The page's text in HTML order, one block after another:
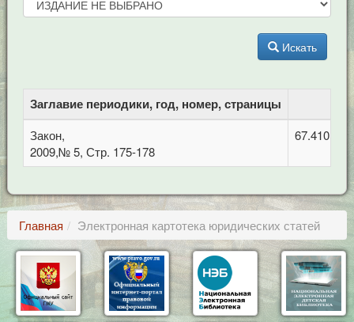
Искать
Заглавие периодики, год, номер, страницы
Закон,
2009,№ 5, Стр. 175-178
67.410
Главная Электронная картотека юридических статей